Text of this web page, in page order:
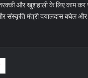
और खुशहाली के लिए काम कर
संस्कृति मंत्री दयालदास बघेल और